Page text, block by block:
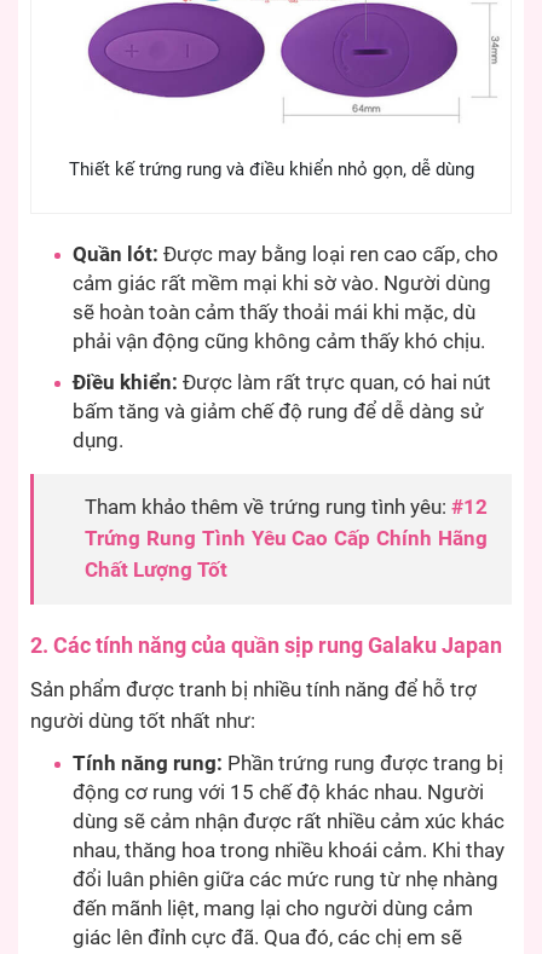
Thiết kế trứng rung và điều khiển nhỏ gọn, dễ dùng
Quần lót: Được may bằng loại ren cao cấp, cho
cảm giác rất mềm mại khi sờ vào. Người dùng
sẽ hoàn toàn cảm thấy thoải mái khi mặc, dù
phải vận động cũng không cảm thấy khó chịu.
Điều khiển: Được làm rất trực quan, có hai nút
bấm tăng và giảm chế độ rung để dễ dàng sử
dụng.
Tham khảo thêm về trứng rung tình yêu: #12
Trứng Rung Tình Yêu Cao Cấp Chính Hãng
Chất Lượng Tốt
2. Các tính năng của quần sịp rung Galaku Japan
Sản phẩm được tranh bị nhiều tính năng để hỗ trợ
người dùng tốt nhất như:
Tính năng rung: Phần trứng rung được trang bị
động cơ rung với 15 chế độ khác nhau. Người
dùng sẽ cảm nhận được rất nhiều cảm xúc khác
nhau, thăng hoa trong nhiều khoái cảm. Khi thay
đổi luân phiên giữa các mức rung từ nhẹ nhàng
đến mãnh liệt, mang lại cho người dùng cảm
giác lên đỉnh cực đã. Qua đó, các chị em sẽ